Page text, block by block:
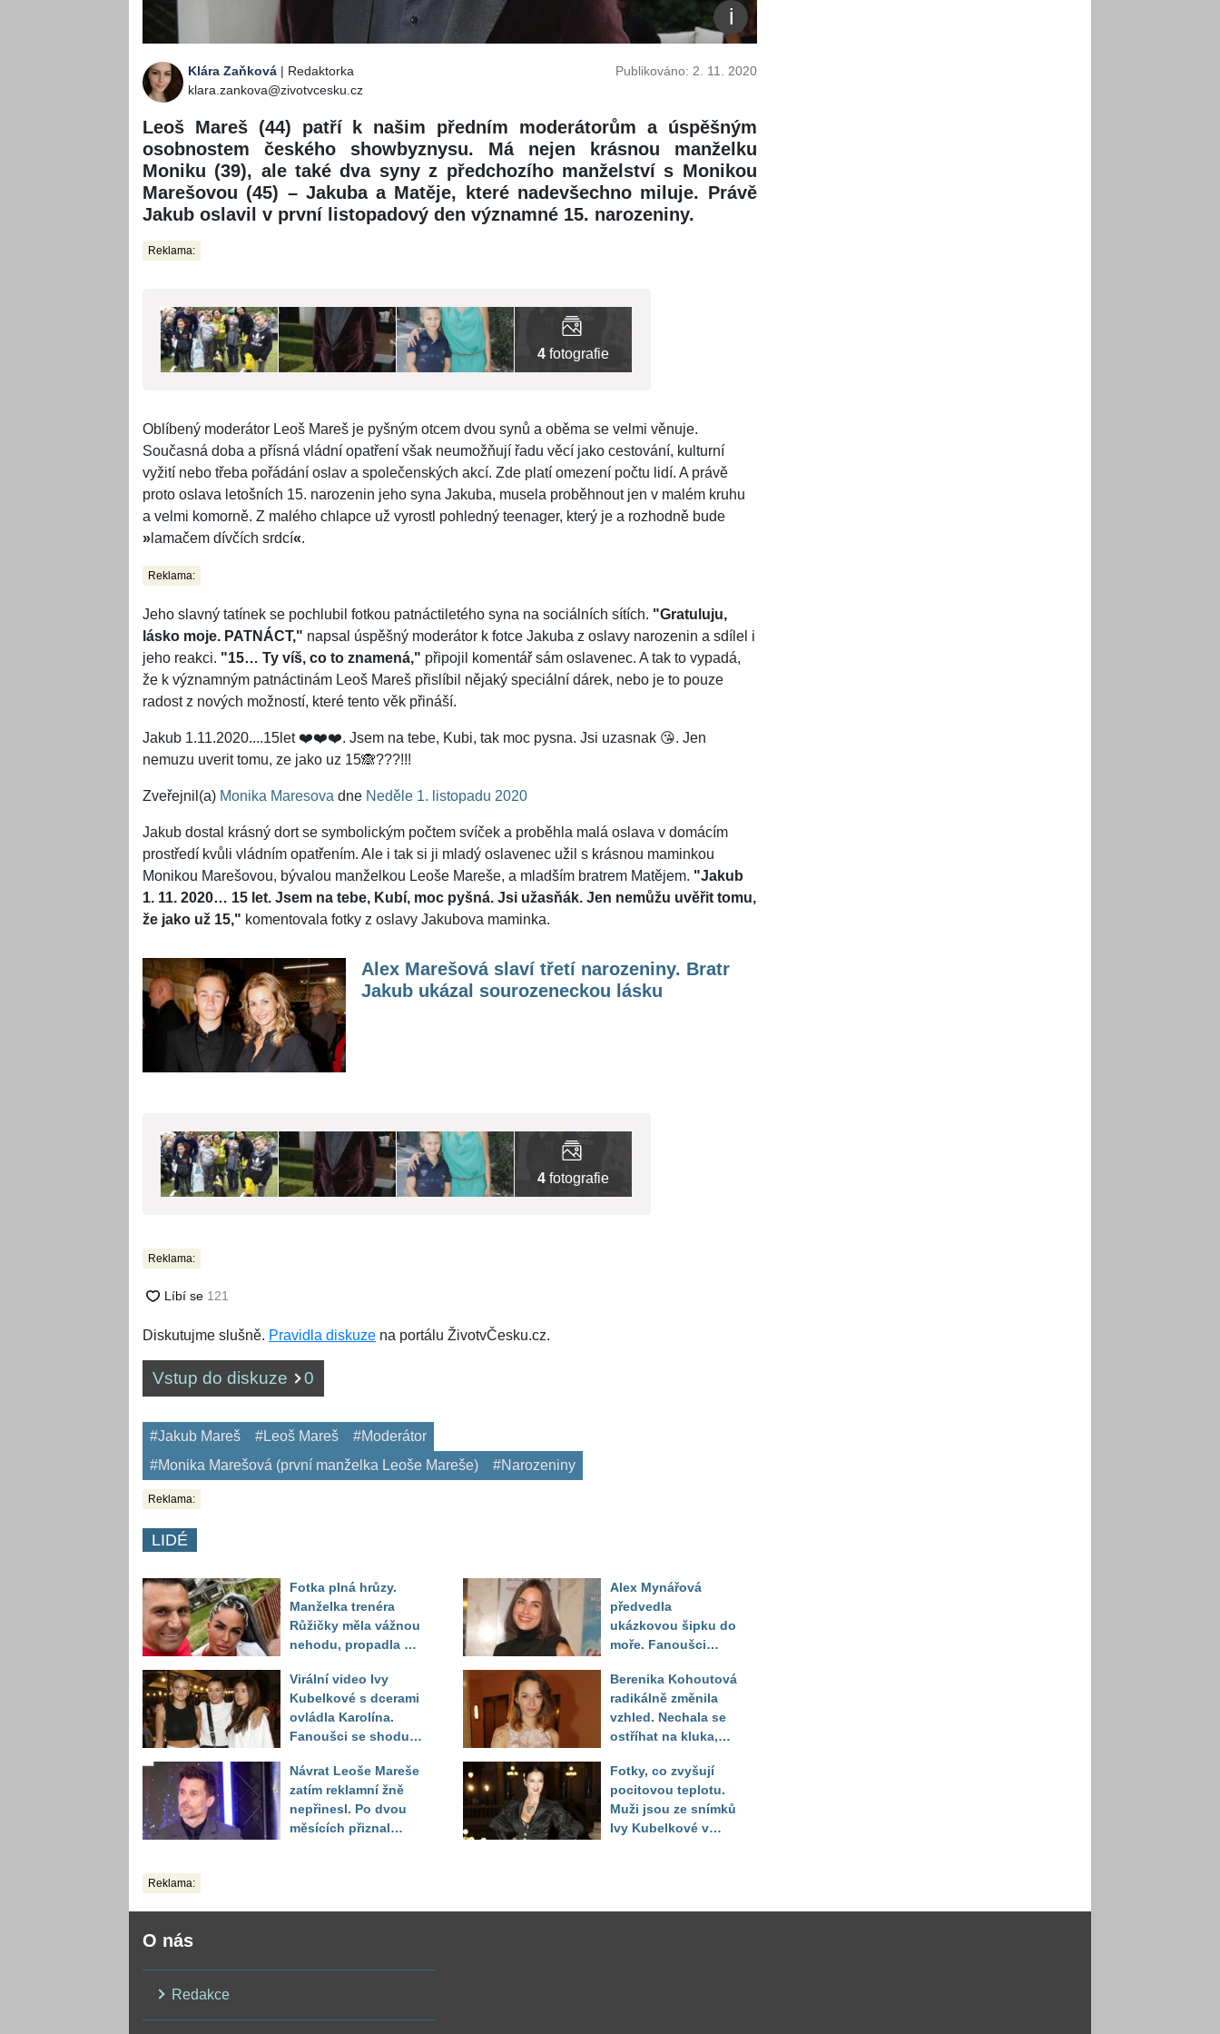
Klára Zaňková | Redaktorka
klara.zankova@zivotvcesku.cz
Publikováno: 2. 11. 2020
Leoš Mareš (44) patří k našim předním moderátorům a úspěšným
osobnostem českého showbyznysu. Má nejen krásnou manželku
Moniku (39), ale také dva syny z předchozího manželství s Monikou
Marešovou (45) – Jakuba a Matěje, které nadevšechno miluje. Právě
Jakub oslavil v první listopadový den významné 15. narozeniny.
Reklama:
4 fotografie
Oblíbený moderátor Leoš Mareš je pyšným otcem dvou synů a oběma se velmi věnuje.
Současná doba a přísná vládní opatření však neumožňují řadu věcí jako cestování, kulturní
vyžití nebo třeba pořádání oslav a společenských akcí. Zde platí omezení počtu lidí. A právě
proto oslava letošních 15. narozenin jeho syna Jakuba, musela proběhnout jen v malém kruhu
a velmi komorně. Z malého chlapce už vyrostl pohledný teenager, který je a rozhodně bude
» lamačem dívčích srdcí«.
Reklama:
Jeho slavný tatínek se pochlubil fotkou patnáctiletého syna na sociálních sítích. "Gratuluju,
lásko moje. PATNÁCT," napsal úspěšný moderátor k fotce Jakuba z oslavy narozenin a sdílel i
jeho reakci. "15… Ty víš, co to znamená," připojil komentář sám oslavenec. A tak to vypadá,
že k významným patnáctinám Leoš Mareš přislíbil nějaký speciální dárek, nebo je to pouze
radost z nových možností, které tento věk přináší.
Jakub 1.11.2020....15let ❤️❤️❤️. Jsem na tebe, Kubi, tak moc pysna. Jsi uzasnak 😘. Jen
nemuzu uverit tomu, ze jako uz 15🙈???!!!
Zveřejnil(a) Monika Maresova dne Neděle 1. listopadu 2020
Jakub dostal krásný dort se symbolickým počtem svíček a proběhla malá oslava v domácím
prostředí kvůli vládním opatřením. Ale i tak si ji mladý oslavenec užil s krásnou maminkou
Monikou Marešovou, bývalou manželkou Leoše Mareše, a mladším bratrem Matějem. "Jakub
1. 11. 2020… 15 let. Jsem na tebe, Kubí, moc pyšná. Jsi užasňák. Jen nemůžu uvěřit tomu,
že jako už 15," komentovala fotky z oslavy Jakubova maminka.
Alex Marešová slaví třetí narozeniny. Bratr
Jakub ukázal sourozeneckou lásku
4 fotografie
Reklama:
Diskutujme slušně. Pravidla diskuze na portálu ŽivotvČesku.cz.
Vstup do diskuze 0
#Jakub Mareš #Leoš Mareš
#Moderátor
#Monika Marešová (první manželka Leoše Mareše)
#Narozeniny
Reklama:
LIDÉ
Fotka plná hrůzy.
Manželka trenéra
Růžičky měla vážnou
nehodu, propadla se
metrů hluboko
Virální video Ivy
Kubelkové s dcerami
ovládla Karolína.
Fanoušci se shodují,
přírody
Návrat Leoše Mareše
zatím reklamní žně
nepřinesl. Po dvou
měsících přiznal
Alex Mynářová
předvedla
ukázkovou šipku do
moře. Fanoušci
toho vypadá
Berenika Kohoutová
radikálně změnila
vzhled. Nechala se
ostříhat na kluka,
překvapily
Fotky, co zvyšují
pocitovou teplotu.
Muži jsou ze snímků
Ivy Kubelkové v
Reklama:
O nás
Redakce